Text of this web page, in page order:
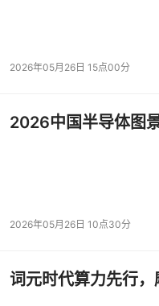
2026年05月26日 15点00分
2026中国半导体图
2026年05月26日 10点30分
词元时代算力先行